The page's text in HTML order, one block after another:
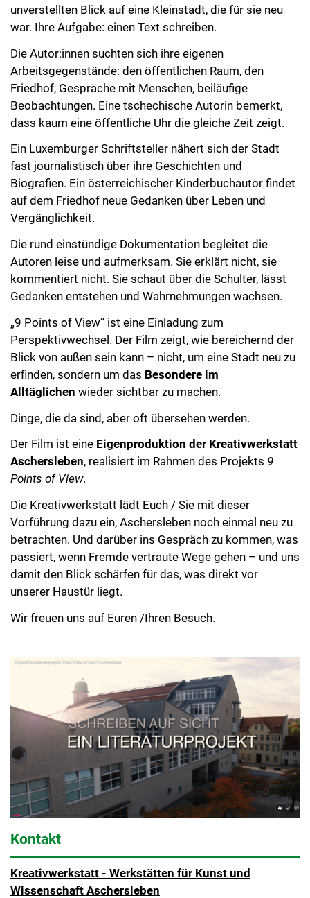
unverstellten Blick auf eine Kleinstadt, die für sie neu
war. Ihre Aufgabe: einen Text schreiben.
Die Autor:innen suchten sich ihre eigenen
Arbeitsgegenstände: den öffentlichen Raum, den
Friedhof, Gespräche mit Menschen, beiläufige
Beobachtungen. Eine tschechische Autorin bemerkt,
dass kaum eine öffentliche Uhr die gleiche Zeit zeigt.
Ein Luxemburger Schriftsteller nähert sich der Stadt
fast journalistisch über ihre Geschichten und
Biografien. Ein österreichischer Kinderbuchautor findet
auf dem Friedhof neue Gedanken über Leben und
Vergänglichkeit.
Die rund einstündige Dokumentation begleitet die
Autoren leise und aufmerksam. Sie erklärt nicht, sie
kommentiert nicht. Sie schaut über die Schulter, lässt
Gedanken entstehen und Wahrnehmungen wachsen.
„9 Points of View“ ist eine Einladung zum
Perspektivwechsel. Der Film zeigt, wie bereichernd der
Blick von außen sein kann – nicht, um eine Stadt neu zu
erfinden, sondern um das Besondere im
Alltäglichen wieder sichtbar zu machen.
Dinge, die da sind, aber oft übersehen werden.
Der Film ist eine Eigenproduktion der Kreativwerkstatt
Aschersleben, realisiert im Rahmen des Projekts 9
Points of View.
Die Kreativwerkstatt lädt Euch / Sie mit dieser
Vorführung dazu ein, Aschersleben noch einmal neu zu
betrachten. Und darüber ins Gespräch zu kommen, was
passiert, wenn Fremde vertraute Wege gehen – und uns
damit den Blick schärfen für das, was direkt vor
unserer Haustür liegt.
Wir freuen uns auf Euren /Ihren Besuch.
Kontakt
Kreativwerkstatt - Werkstätten für Kunst und
Wissenschaft Aschersleben